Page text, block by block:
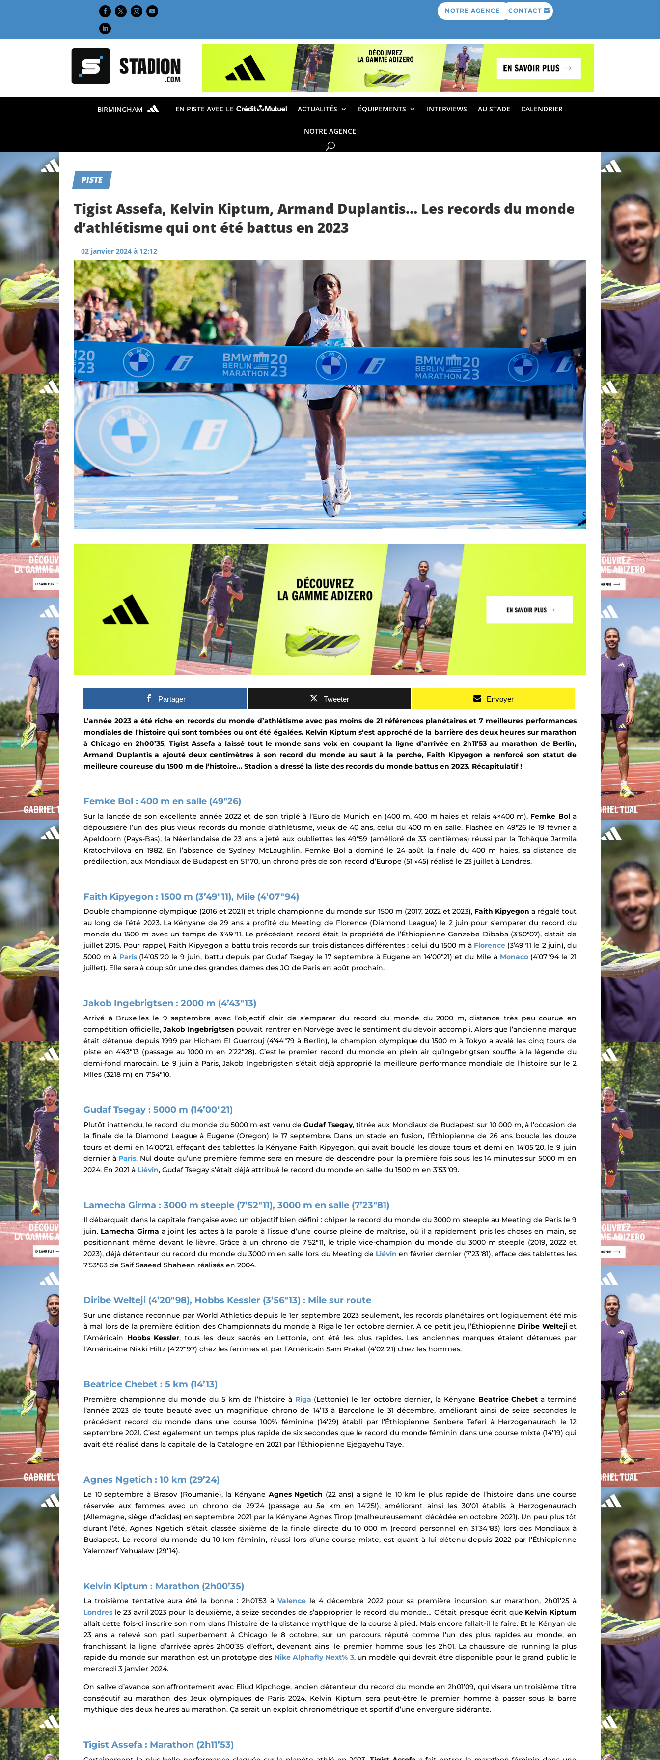
NOTRE AGENCE CONTACT
BIRMINGHAM EN PISTE AVEC LE ACTUALITÉS ÉQUIPEMENTS INTERVIEWS AU STADE CALENDRIER
NOTRE AGENCE
PISTE
Tigist Assefa, Kelvin Kiptum, Armand Duplantis… Les records du monde
d’athlétisme qui ont été battus en 2023
02 janvier 2024 à 12:12
Partager Tweeter Envoyer
L’année 2023 a été riche en records du monde d’athlétisme avec pas moins de 21 références planétaires et 7 meilleures performances
mondiales de l’histoire qui sont tombées ou ont été égalées. Kelvin Kiptum s’est approché de la barrière des deux heures sur marathon
à Chicagoen 2h00’35, Tigist Assefa a laissé tout le monde sans voix en coupant la ligne d’arrivée en 2h11’53 au marathon de Berlin,
Armand Duplantis a ajouté deux centimètres à son record du monde ausaut à la perche, Faith Kipyegon a renforcé son statut de
meilleure coureuse du 1500 m de l’histoire… Stadion a dressé la liste des records du monde battus en 2023. Récapitulatif!
Femke Bol : 400 m en salle (49″26)
Sur la lancée de son excellente année 2022 et de son triplé à l’Euro de Munich en (400 m, 400 m haies et relais 4×400 m), Femke Bol a
dépoussiéré l’un des plus vieux records du monde d’athlétisme, vieux de 40 ans, celui du 400 m en salle. Flashée en 49″26 le 19 février à
Apeldoorn (Pays-Bas), la Néerlandaise de 23 ans a jeté aux oubliettes les49″59 (amélioré de 33 centièmes) réussi par la Tchèque Jarmila
Kratochvilova en 1982. En l’absence de Sydney McLaughlin, Femke Bol a dominé le 24 août la finale du 400 m haies, sa distance de
prédilection, aux Mondiaux de Budapest en 51″70, un chrono près de son record d’Europe (51 »45) réalisé le 23 juillet à Londres.
Faith Kipyegon : 1500 m (3’49″11), Mile (4’07″94)
Double championne olympique (2016 et 2021) et triple championne du monde sur 1500 m (2017, 2022 et 2023), Faith Kipyegon a régalé tout
au long de l’été 2023. La Kényane de 29 ans a profité du Meeting de Florence (Diamond League) le 2 juin pour s’emparer du record du
monde du 1500 m avec un temps de 3’49″11. Le précédent record était la propriété de l’Éthiopienne Genzebe Dibaba (3’50″07), datait de
juillet 2015. Pour rappel, Faith Kipyegon a battu trois records sur trois distances différentes : celui du 1500 m à Florence(3’49″11 le 2 juin), du
5000 m à Paris(14’05″20 le 9 juin, battu depuis parGudaf Tsegay le 17 septembre à Eugene en 14’00″21) et du Mile à Monaco(4’07″94 le 21
juillet). Elle sera à coup sûr une des grandes dames des JO de Paris en août prochain.
Jakob Ingebrigtsen : 2000 m (4’43″13)
Arrivé à Bruxelles le 9 septembre avec l’objectif clair de s’emparer du record du monde du 2000 m, distance très peu courue en
compétition officielle,Jakob Ingebrigtsen pouvait rentrer en Norvège avec le sentiment du devoir accompli. Alors que l’ancienne marque
était détenue depuis 1999 par Hicham El Guerrouj (4’44″79 à Berlin), le champion olympique du 1500 m à Tokyo a avalé les cinq tours de
piste en 4’43″13 (passage au 1000 m en 2’22″28). C’est le premier record du monde en plein air qu’Ingebrigtsen souffle à la légende du
demi-fond marocain. Le 9 juin à Paris, Jakob Ingebrigsten s’était déjà approprié la meilleure performance mondiale de l’histoire sur le 2
Miles (3218 m) en 7’54″10.
Gudaf Tsegay : 5000 m (14’00″21)
Plutôt inattendu, le record du monde du 5000 m est venu de Gudaf Tsegay, titrée aux Mondiaux de Budapest sur 10 000 m, à l’occasion de
la finale de la Diamond League à Eugene (Oregon) le 17 septembre. Dans un stade en fusion, l’Éthiopienne de 26 ans boucle les douze
tours et demi en 14’00″21, effaçant des tablettes la Kényane Faith Kipyegon, qui avait bouclé les douze tours et demi en 14’05″20, le 9 juin
dernier à Paris. Nul doute qu’une première femme sera en mesure de descendre pour la première fois sous les 14 minutes sur 5000 m en
2024. En 2021 à Liévin, Gudaf Tsegay s’était déjà attribué le record du monde en salle du 1500 m en 3’53″09.
Lamecha Girma : 3000 m steeple (7’52″11), 3000 m en salle (7’23″81)
Il débarquait dans la capitale française avec un objectif bien défini : chiper le record du monde du 3000 m steeple au Meeting de Paris le 9
juin. Lamecha Girma a joint les actes à la parole àl’issue d’une course pleine de maîtrise, où il a rapidement pris les choses en main, se
positionnant même devant le lièvre.Grâce à un chrono de 7’52″11, le triple vice-champion du monde du 3000 m steeple (2019, 2022 et
2023), déjà détenteur du record du monde du 3000 m en salle lors du Meeting de Liévin en février dernier (7’23″81), efface des tablettes les
7’53″63 de Saif Saaeed Shaheen réalisés en 2004.
Diribe Welteji (4’20″98), Hobbs Kessler (3’56″13) : Mile sur route
Sur une distance reconnue parWorld Athleticsdepuis le 1er septembre 2023 seulement, les records planétaires ont logiquement été mis
à mal lors de la première édition des Championnats du monde à Riga le 1er octobre dernier. À ce petit jeu, l’Éthiopienne Diribe Weltejiet
l’Américain Hobbs Kessler, tous les deux sacrés en Lettonie, ont été les plus rapides. Les anciennes marques étaient détenues par
l’Américaine Nikki Hiltz (4’27″97) chez les femmes et par l‘Américain Sam Prakel (4’02″21) chez les hommes.
Beatrice Chebet : 5 km (14’13)
Première championne du monde du 5 km de l’histoire àRiga (Lettonie) le 1er octobre dernier, la Kényane Beatrice Chebet a terminé
l’année 2023 de toute beauté avec un magnifique chrono de 14’13 à Barcelone le 31 décembre, améliorant ainsi de seize secondes le
précédent record du monde dans une course 100% féminine (14’29) établi par l’Éthiopienne Senbere Teferi à Herzogenaurach le 12
septembre 2021. C’est également un temps plus rapide de six secondes que le record du monde féminin dans une course mixte (14’19) qui
avait été réalisé dans la capitale de la Catalogne en 2021 par l’Éthiopienne Ejegayehu Taye.
Agnes Ngetich : 10 km (29’24)
Le 10 septembreà Brasov (Roumanie), la Kényane Agnes Ngetich (22 ans) a signé le 10 km le plus rapide de l’histoire dans une course
réservée aux femmes avec un chrono de 29’24 (passage au 5e km en 14’25!), améliorant ainsi les 30’01 établis à Herzogenaurach
(Allemagne, siège d’adidas) en septembre 2021 par la Kényane Agnes Tirop (malheureusement décédée en octobre 2021). Un peu plus tôt
durant l’été, Agnes Ngetich s’était classée sixième de la finale directe du 10 000 m (record personnel en 31’34″83) lors des Mondiaux à
Budapest. Le record du monde du 10 km féminin, réussi lors d’une course mixte, est quant à lui détenu depuis 2022 par l’Éthiopienne
Yalemzerf Yehualaw (29’14).
Kelvin Kiptum : Marathon (2h00’35)
La troisième tentative aura été la bonne : 2h01’53 à Valencele 4 décembre 2022 pour sa première incursion sur marathon, 2h01’25 à
Londres le 23 avril 2023 pour la deuxième, à seize secondes de s’approprier le record du monde… C’était presque écrit que Kelvin Kiptum
allait cette fois-ci inscrire son nom dans l’histoire de la distance mythique de la course à pied. Mais encore fallait-il le faire. Et le Kényan de
23 ans a relevé son pari superbement à Chicago le 8 octobre, sur un parcours réputé comme l’un des plus rapides au monde, en
franchissant la ligne d’arrivée après 2h00’35 d’effort, devenant ainsi le premier homme sous les 2h01. La chaussure de running la plus
rapide du monde sur marathon est un prototype des Nike Alphafly Next% 3, un modèle qui devrait être disponible pour le grand public le
mercredi 3 janvier 2024.
On salive d’avance son affrontement avec Eliud Kipchoge, ancien détenteur du record du monde en 2h01’09, qui visera un troisième titre
consécutif au marathon des Jeux olympiques de Paris 2024. Kelvin Kiptum sera peut-être le premier homme à passer sous la barre
mythique des deux heures au marathon. Ça serait un exploit chronométrique et sportif d’une envergure sidérante.
Tigist Assefa : Marathon (2h11’53)